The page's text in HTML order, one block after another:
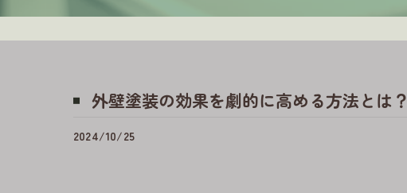
外壁塗装の効果を劇的に高める方法とは？
2024/10/25